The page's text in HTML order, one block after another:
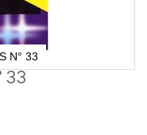
N° 33
33